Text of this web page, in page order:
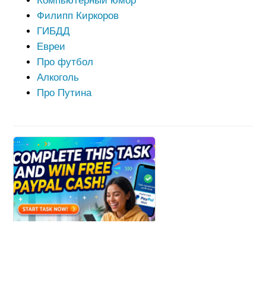
Филипп Киркоров
ГИБДД
Евреи
Про футбол
Алкоголь
Про Путина